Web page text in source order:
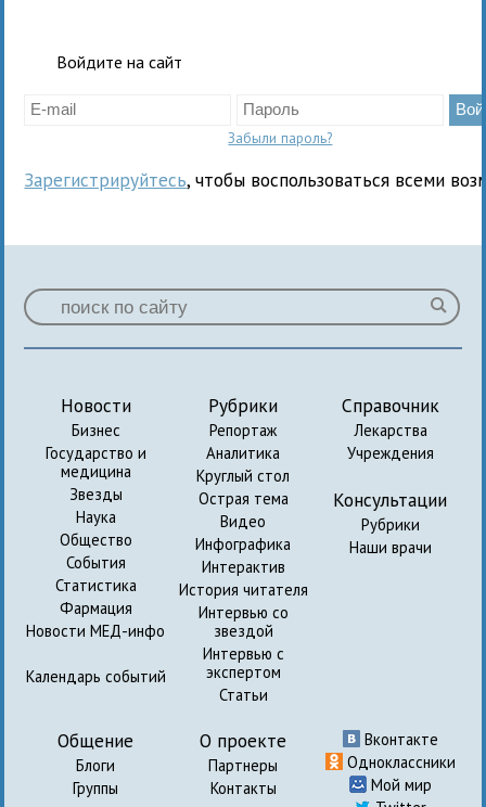
Войдите на сайт
Забыли пароль?
Зарегистрируйтесь, чтобы воспользоваться всеми
Новости
Бизнес
Государство и
медицина
Звезды
Наука
Общество
События
Статистика
Фармация
Новости МЕД-инфо
Календарь событий
Рубрики
Репортаж
Аналитика
Круглый стол
Острая тема
Видео
Инфографика
Интерактив
История читателя
Интервью со
звездой
Интервью с
экспертом
Статьи
Справочник
Лекарства
Учреждения
Консультации
Рубрики
Наши врачи
Общение
Блоги
Группы
О проекте
Партнеры
Контакты
Вконтакте
Одноклассники
Мой мир